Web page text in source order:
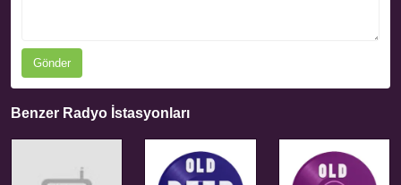
Gönder
Benzer Radyo İstasyonları